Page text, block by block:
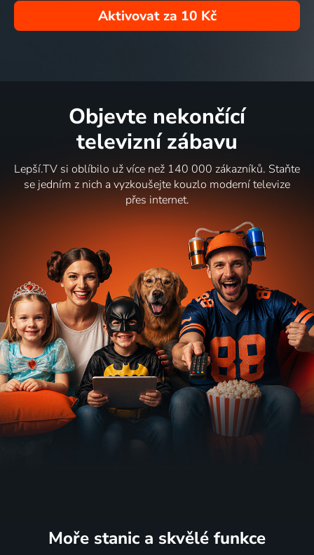
Aktivovat za 10 Kč
Objevte nekončící
televizní zábavu
Lepší.TV si oblíbilo už více než 140 000 zákazníků. Staňte
se jedním z nich a vyzkoušejte kouzlo moderní televize
přes internet.
Moře stanic a skvělé funkce